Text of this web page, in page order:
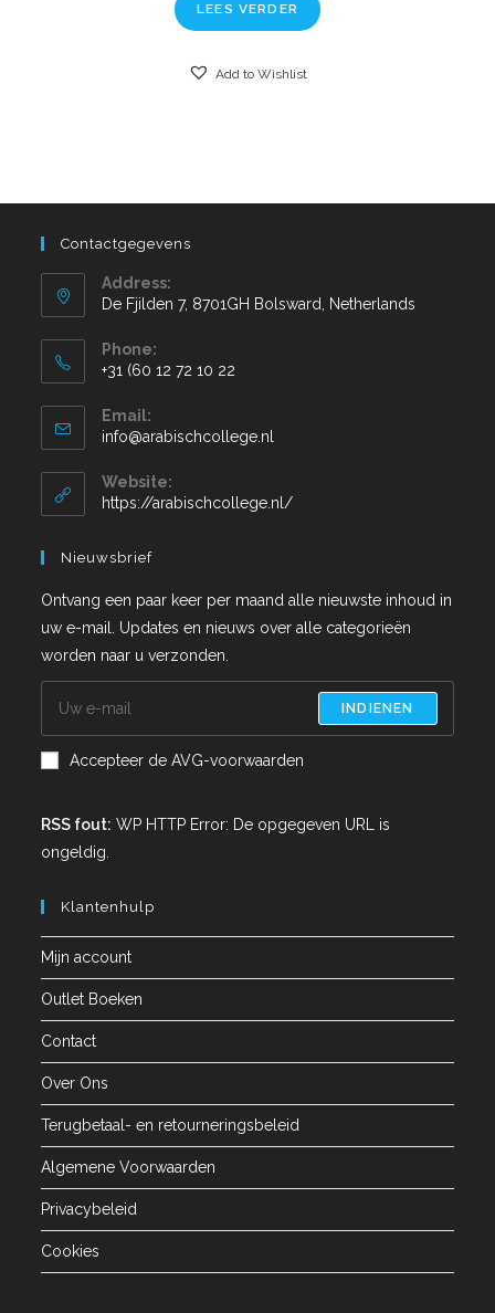
LEES VERDER
Add to Wishlist
Contactgegevens
Address:
De Fjilden 7, 8701GH Bolsward, Netherlands
Phone:
+31 (60 12 72 10 22
Email:
info@arabischcollege.nl
Website:
https://arabischcollege.nl/
Nieuwsbrief
Ontvang een paar keer per maand alle nieuwste inhoud in
uw e-mail. Updates en nieuws over alle categorieën
worden naar u verzonden.
INDIENEN
Accepteer de AVG-voorwaarden
RSS fout: WP HTTP Error: De opgegeven URL is
ongeldig.
Klantenhulp
Mijn account
Outlet Boeken
Contact
Over Ons
Terugbetaal- en retourneringsbeleid
Algemene Voorwaarden
Privacybeleid
Cookies